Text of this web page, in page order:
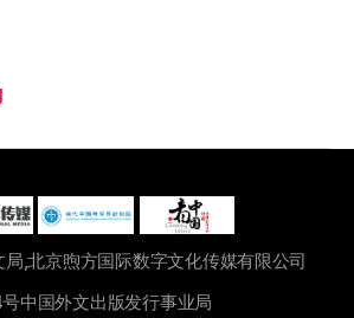
,北京煦方国际数字文化传媒有限公司
中国外文出版发行事业局